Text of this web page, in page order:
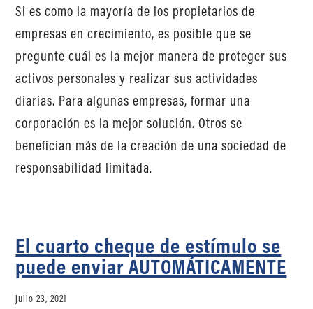
Si es como la mayoría de los propietarios de
empresas en crecimiento, es posible que se
pregunte cuál es la mejor manera de proteger sus
activos personales y realizar sus actividades
diarias. Para algunas empresas, formar una
corporación es la mejor solución. Otros se
benefician más de la creación de una sociedad de
responsabilidad limitada.
El cuarto cheque de estímulo se
puede enviar AUTOMÁTICAMENTE
julio 23, 2021